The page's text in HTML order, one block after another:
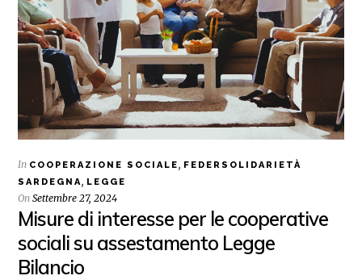
In COOPERAZIONE SOCIALE, FEDERSOLIDARIETÀ
SARDEGNA, LEGGE
OnSettembre 27, 2024
Misure di interesse per le cooperative
sociali su assestamento Legge
Bilancio